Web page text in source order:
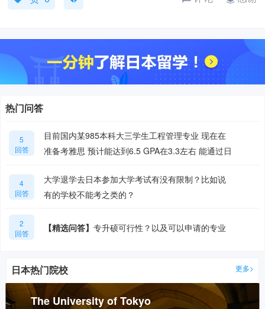
热门问答
5
回答
目前国内某985本科大三学生工程管理专业 现在在
准备考雅思 预计能达到6.5 GPA在3.3左右 能通过日
学校考取院生？
4
回答
大学退学去日本参加大学考试有没有限制？比如说
有的学校不能考之类的？
2
回答
【精选问答】专升硕可行性？以及可以申请的专业
日本热门院校 更多>
The University of Tokyo